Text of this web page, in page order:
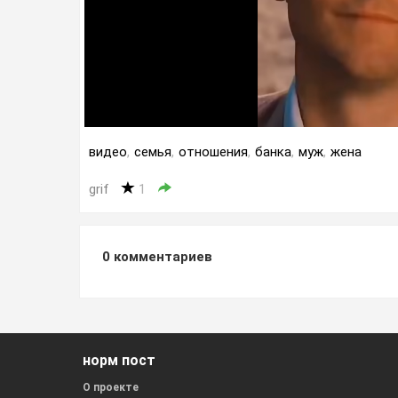
видео, семья, отношения, банка, муж, жена
grif 1
0 комментариев
норм пост
О проекте